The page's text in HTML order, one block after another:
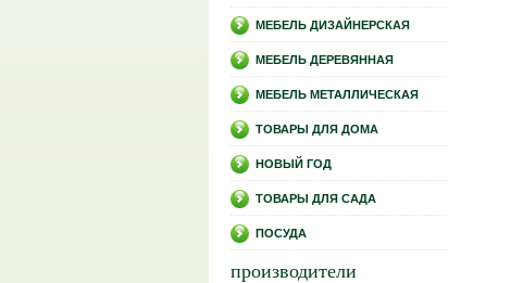
МЕБЕЛЬ ДИЗАЙНЕРСКАЯ
МЕБЕЛЬ ДЕРЕВЯННАЯ
МЕБЕЛЬ МЕТАЛЛИЧЕСКАЯ
ТОВАРЫ ДЛЯ ДОМА
НОВЫЙ ГОД
ТОВАРЫ ДЛЯ САДА
ПОСУДА
производители